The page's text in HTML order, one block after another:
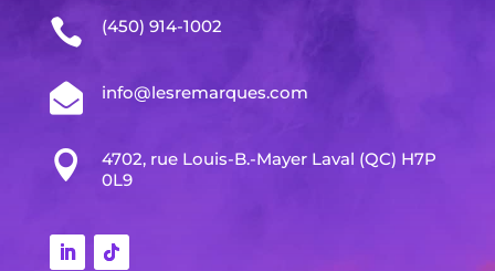
 (450) 914-1002
 info@lesremarques.com

4702, rue Louis-B.-Mayer Laval (QC) H7P
0L9